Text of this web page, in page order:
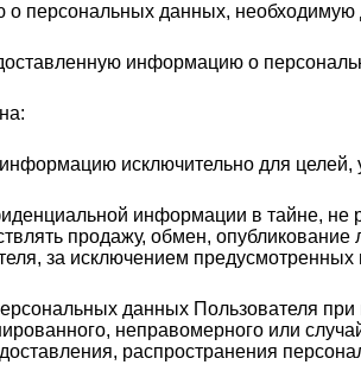
персональных данных, необходимую
информацию о
исключительно для
информации в тайне, не
продажу, обмен,
за исключением
данных Пользователя
неправомерного или
распространения